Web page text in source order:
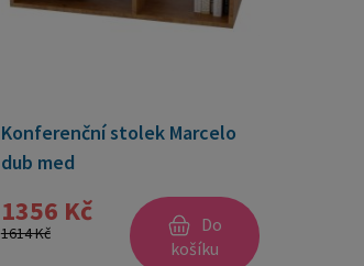
Konferenční stolek Marcelo
dub med
1356 Kč
1614 Kč
Do
košíku